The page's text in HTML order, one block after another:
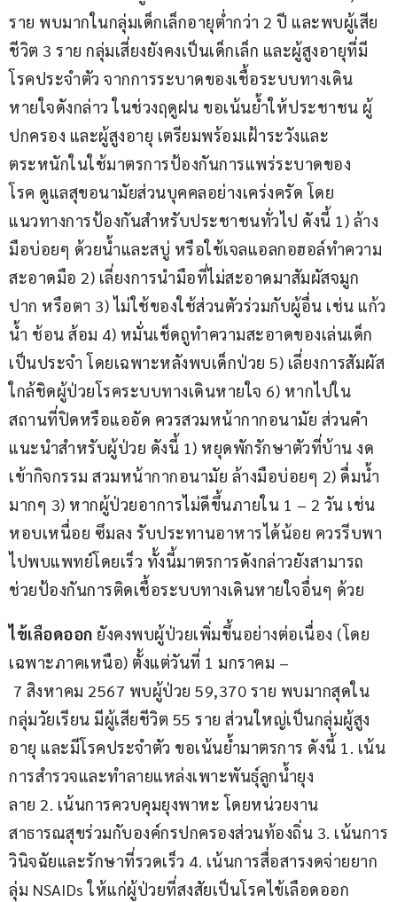
ราย พบมากในกลุ่มเด็กเล็กอายุต่ำกว่า 2 ปี และพบผู้เสีย
ชีวิต 3 ราย กลุ่มเสี่ยงยังคงเป็นเด็กเล็ก และผู้สูงอายุที่มี
โรคประจำตัว จากการระบาดของเชื้อระบบทางเดิน
หายใจดังกล่าว ในช่วงฤดูฝน ขอเน้นย้ำให้ประชาชน ผู้
ปกครอง และผู้สูงอายุ เตรียมพร้อมเฝ้าระวังและ
ตระหนักในใช้มาตรการป้องกันการแพร่ระบาดของ
โรค ดูแลสุขอนามัยส่วนบุคคลอย่างเคร่งครัด โดย
แนวทางการป้องกันสำหรับประชาชนทั่วไป ดังนี้ 1) ล้าง
มือบ่อยๆ ด้วยน้ำและสบู่ หรือใช้เจลแอลกอฮอล์ทำความ
สะอาดมือ 2) เลี่ยงการนำมือที่ไม่สะอาดมาสัมผัสจมูก
ปาก หรือตา 3) ไม่ใช้ของใช้ส่วนตัวร่วมกับผู้อื่น เช่น แก้ว
น้ำ ช้อน ส้อม 4) หมั่นเช็ดถูทำความสะอาดของเล่นเด็ก
เป็นประจำ โดยเฉพาะหลังพบเด็กป่วย 5) เลี่ยงการสัมผัส
ใกล้ชิดผู้ป่วยโรคระบบทางเดินหายใจ 6) หากไปใน
สถานที่ปิดหรือแออัด ควรสวมหน้ากากอนามัย ส่วนคำ
แนะนำสำหรับผู้ป่วย ดังนี้ 1) หยุดพักรักษาตัวที่บ้าน งด
เข้ากิจกรรม สวมหน้ากากอนามัย ล้างมือบ่อยๆ 2) ดื่มน้ำ
มากๆ 3) หากผู้ป่วยอาการไม่ดีขึ้นภายใน 1 – 2 วัน เช่น
หอบเหนื่อย ซึมลง รับประทานอาหารได้น้อย ควรรีบพา
ไปพบแพทย์โดยเร็ว ทั้งนี้มาตรการดังกล่าวยังสามารถ
ช่วยป้องกันการติดเชื้อระบบทางเดินหายใจอื่นๆ ด้วย
ไข้เลือดออก ยังคงพบผู้ป่วยเพิ่มขึ้นอย่างต่อเนื่อง (โดย
เฉพาะภาคเหนือ) ตั้งแต่วันที่ 1 มกราคม –
7 สิงหาคม 2567 พบผู้ป่วย 59,370 ราย พบมากสุดใน
กลุ่มวัยเรียน มีผู้เสียชีวิต 55 ราย ส่วนใหญ่เป็นกลุ่มผู้สูง
อายุ และมีโรคประจำตัว ขอเน้นย้ำมาตรการ ดังนี้ 1. เน้น
การสำรวจและทำลายแหล่งเพาะพันธุ์ลูกน้ำยุง
ลาย 2. เน้นการควบคุมยุงพาหะ โดยหน่วยงาน
สาธารณสุขร่วมกับองค์กรปกครองส่วนท้องถิ่น 3. เน้นการ
วินิจฉัยและรักษาที่รวดเร็ว 4. เน้นการสื่อสารงดจ่ายยาก
ลุ่ม NSAIDs ให้แก่ผู้ป่วยที่สงสัยเป็นโรคไข้เลือดออก